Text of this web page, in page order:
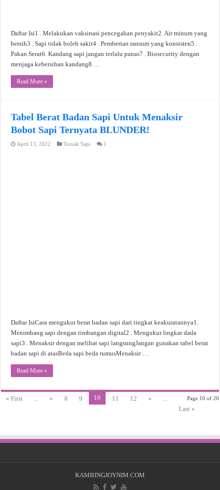
Daftar Isi1 . Melakukan vaksinasi pencegahan penyakit2. Air minum yang
bersih3 . Sapi tidak boleh sakit4 . Pemberian ransum yang konsisten5 .
Pakan Serat6. Kandang sapi jangan terlalu panas7 . Biosecurity dengan
menjaga kebersihan kandang8 …
Read More »
Tabel Berat Badan Sapi Untuk Menaksir
Bobot Sapi Ternyata BLUNDER!
April 13, 2022 Ternak Sapi 1
Daftar IsiCara mengukur berat badan sapi dari tingkat keakuratannya1.
Menimbang sapi dengan timbangan digital2 . Mengukur lingkar dada
sapi3 . Menaksir dengan melihat sapi langsungJangan gunakan tabel berat
badan sapi di atasBeda sapi beda rumusMenaksir …
Read More »
Page 10 of 20
« First ... « 8 9 10 11 12 »
...
Last »
KAMBINGJOYNIM.COM